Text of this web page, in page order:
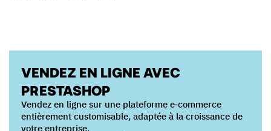
VENDEZ EN LIGNE AVEC
PRESTASHOP
Vendez en ligne sur une plateforme e‑commerce
entièrement customisable, adaptée à la croissance de
votre entreprise.